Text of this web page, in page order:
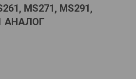
MS271, MS291,
АНАЛОГ